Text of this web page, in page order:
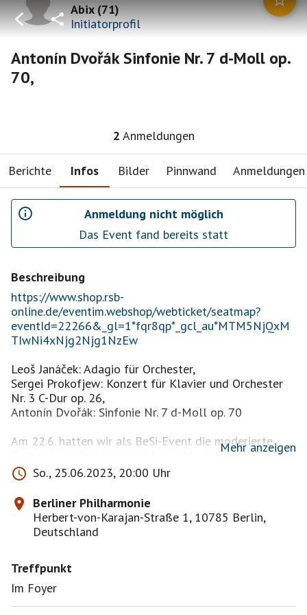
Abix(71)
Initiatorprofil
Antonín Dvořák Sinfonie Nr. 7 d-Moll op.
70,
2 Anmeldungen
Berichte Infos Bilder Pinnwand Anmeldungen
Anmeldung nicht möglich
Das Event fand bereits statt
Beschreibung
https://www.shop.rsb-
online.de/eventim.webshop/webticket/seatmap?
eventId=22266&_gl=1*fqr8qp*_gcl_au*MTM5NjQxM
TIwNi4xNjg2Njg1NzEw
Leoš Janáček: Adagio für Orchester,
Sergei Prokofjew: Konzert für Klavier und Orchester
Nr. 3 C-Dur op. 26,
Antonín Dvořák: Sinfonie Nr. 7 d-Moll op. 70
Am 22.6. hatten wir als BeSi-Event die moderierte
Probe im großen Sendesaal des rbb mit großem
Rundfunksinfonieorchester Berlin unter Anna Rakitina.
Es war wieder ein wunderbarer Hörgenuss. Dieses
heute geprobte Konzert eröffnet Freitag den Choriner
Musiksommer, Samstag ist es im Konzerthaus Berlin
und Sonntag in der Philharmonie zu hören. Samstag
und Sonntag zu 15 Euro, wenn ihr online kurz vor dem
Bezahlvorgang den Code RSB23 eingebt. Je nach
Platzpreis wird dann der Differenzbetrag zu 15 Euro
Mehr anzeigen
So., 25.06.2023, 20:00 Uhr
Berliner Philharmonie
Herbert-von-Karajan-Straße 1, 10785 Berlin,
Deutschland
Treffpunkt
Im Foyer